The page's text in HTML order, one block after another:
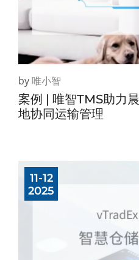
by唯小智
案例 | 唯智TMS助力
地协同运输管理
11-12
2025